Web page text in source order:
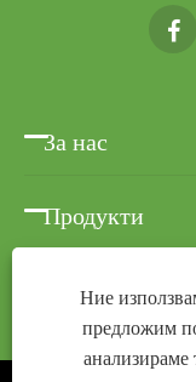
За нас
Продукти
Новини
Ние
предложим